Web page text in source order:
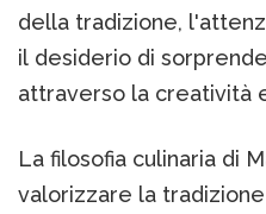
della tradizione,
il desiderio di
attraverso la creatività
La filosofia culinaria di
valorizzare la